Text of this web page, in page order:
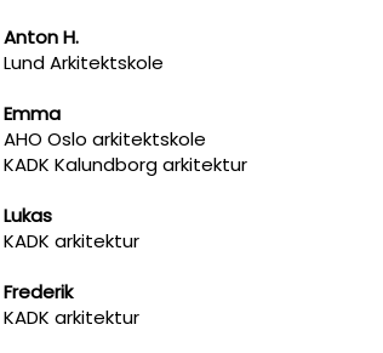
Anton H.
Lund Arkitektskole
Emma
AHO Oslo arkitektskole
KADK Kalundborg arkitektur
Lukas
KADK arkitektur
Frederik
KADK arkitektur